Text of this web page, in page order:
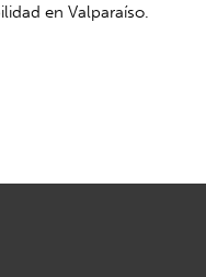
en Valparaíso.